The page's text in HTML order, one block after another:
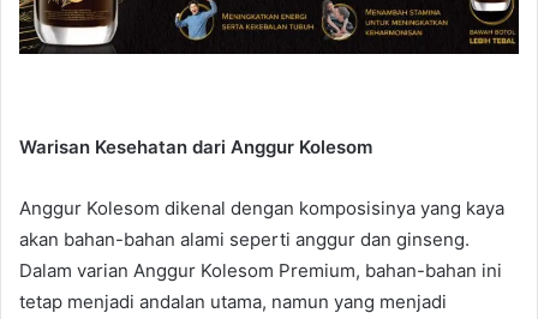
Warisan Kesehatan dari Anggur Kolesom
Anggur Kolesom dikenal dengan komposisinya yang kaya
akan bahan-bahan alami seperti anggur dan ginseng.
Dalam varian Anggur Kolesom Premium, bahan-bahan ini
tetap menjadi andalan utama, namun yang menjadi